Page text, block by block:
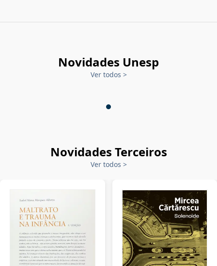
Novidades Unesp
Ver todos >
Novidades Terceiros
Ver todos >